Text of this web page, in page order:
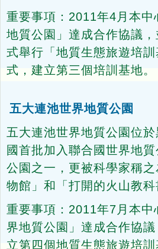
重要事項：2011年4月本中
地質公園」達成合作協議
式舉行「地質生態旅遊培
式，建立第三個培訓基地。
五大連池世界地質公園
五大連池世界地質公園位
國首批加入聯合國世界地
公園之一，更被科學家稱
物館」和「打開的火山教科
重要事項：2011年7月本中
界地質公園」達成合作協
立第四個地質生態旅遊培訓